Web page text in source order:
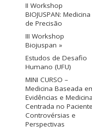
II Workshop
BIOJUSPAN: Medicina
de Precisão
III Workshop
Biojuspan »
Estudos de Desafio
Humano (UFU)
MINI CURSO –
Medicina Baseada
Evidências e Medicina
Centrada no
Controvérsias e
Perspectivas